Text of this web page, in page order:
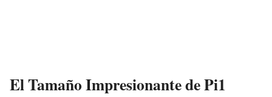
El Tamaño Impresionante de Pi1